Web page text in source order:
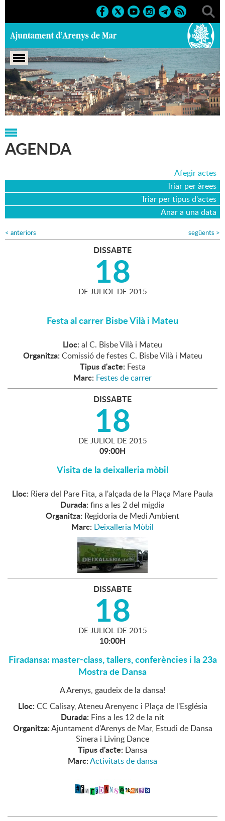
Portada > Agenda > 18-07-2015
AGENDA
Afegir actes
Triar per àrees
Triar per tipus d'actes
Anar a una data
< anteriors següents >
DISSABTE
18
DE JULIOL DE 2015
Festa al carrer Bisbe Vilà i Mateu
Lloc: al C. Bisbe Vilà i Mateu
Organitza: Comissió de festes C. Bisbe Vilà i Mateu
Tipus d'acte: Festa
Marc: Festes de carrer
DISSABTE
18
DE JULIOL DE 2015
09:00H
Visita de la deixalleria mòbil
Lloc: Riera del Pare Fita, a l'alçada de la Plaça Mare Paula
Durada: fins a les 2 del migdia
Organitza: Regidoria de Medi Ambient
Marc: Deixalleria Mòbil
DISSABTE
18
DE JULIOL DE 2015
10:00H
Firadansa: master-class, tallers, conferències i la 23a
Mostra de Dansa
A Arenys, gaudeix de la dansa!
Lloc: CC Calisay, Ateneu Arenyenc i Plaça de l'Església
Durada: Fins a les 12 de la nit
Organitza:Ajuntament d'Arenys de Mar, Estudi de Dansa
Sinera i Living Dance
Tipus d'acte: Dansa
Marc:Activitats de dansa